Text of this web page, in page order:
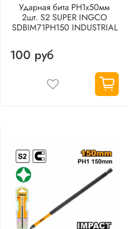
Ударная бита PH1х50мм
2шт. S2 SUPER INGCO
SDBIM71PH150 INDUSTRIAL
100 руб